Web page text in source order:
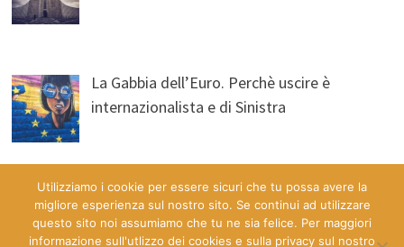
La Gabbia dell’Euro. Perchè uscire è
internazionalista e di Sinistra
Utilizziamo i cookie per essere sicuri che tu possa avere la
migliore esperienza sul nostro sito. Se continui ad utilizzare
questo sito noi assumiamo che tu ne sia felice. Per maggiori
informazione sull'utlizzo dei cookies e sulla privacy sul nostro